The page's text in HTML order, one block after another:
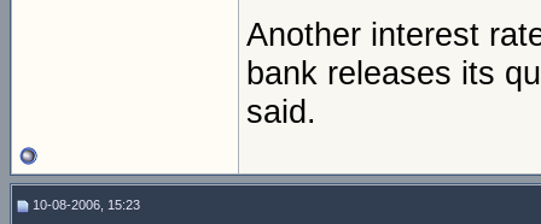
Another interest
bank releases its
said.
10-08-2006, 15:23